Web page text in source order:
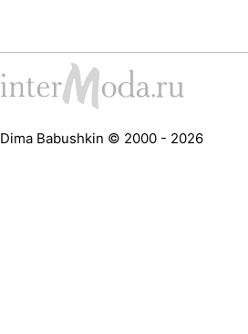
Dima Babushkin © 2000 - 2026